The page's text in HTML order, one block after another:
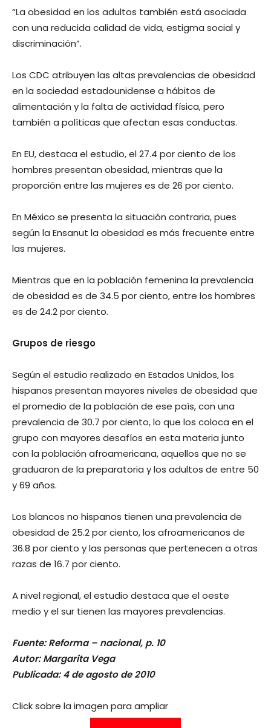
“La obesidad en los adultos también está asociada
con una reducida calidad de vida, estigma social y
discriminación”.
Los CDC atribuyen las altas prevalencias de obesidad
en la sociedad estadounidense a hábitos de
alimentación y la falta de actividad física, pero
también a políticas que afectan esas conductas.
En EU, destaca el estudio, el 27.4 por ciento de los
hombres presentan obesidad, mientras que la
proporción entre las mujeres es de 26 por ciento.
En México se presenta la situación contraria, pues
según la Ensanut la obesidad es más frecuente entre
las mujeres.
Mientras que en la población femenina la prevalencia
de obesidad es de 34.5 por ciento, entre los hombres
es de 24.2 por ciento.
Grupos de riesgo
Según el estudio realizado en Estados Unidos, los
hispanos presentan mayores niveles de obesidad que
el promedio de la población de ese país, con una
prevalencia de 30.7 por ciento, lo que los coloca en el
grupo con mayores desafíos en esta materia junto
con la población afroamericana, aquellos que no se
graduaron de la preparatoria y los adultos de entre 50
y 69 años.
Los blancos no hispanos tienen una prevalencia de
obesidad de 25.2 por ciento, los afroamericanos de
36.8 por ciento y las personas que pertenecen a otras
razas de 16.7 por ciento.
A nivel regional, el estudio destaca que el oeste
medio y el sur tienen las mayores prevalencias.
Fuente: Reforma – nacional, p. 10
Autor: Margarita Vega
Publicada: 4 de agosto de 2010
Click sobre la imagen para ampliar